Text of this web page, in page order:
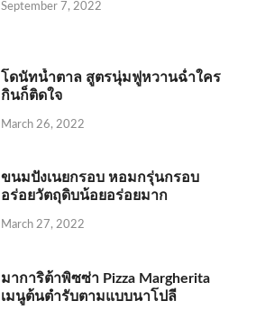
September 7, 2022
โดนัทน้ำตาล สูตรนุ่มฟูหวานฉ่ำใคร
กินก็ติดใจ
March 26, 2022
ขนมปังเนยกรอบ หอมกรุ่นกรอบ
อร่อยวัตถุดิบน้อยอร่อยมาก
March 27, 2022
มาการิต้าพิซซ่า Pizza Margherita
เมนูต้นตำรับตามแบบนาโปลี